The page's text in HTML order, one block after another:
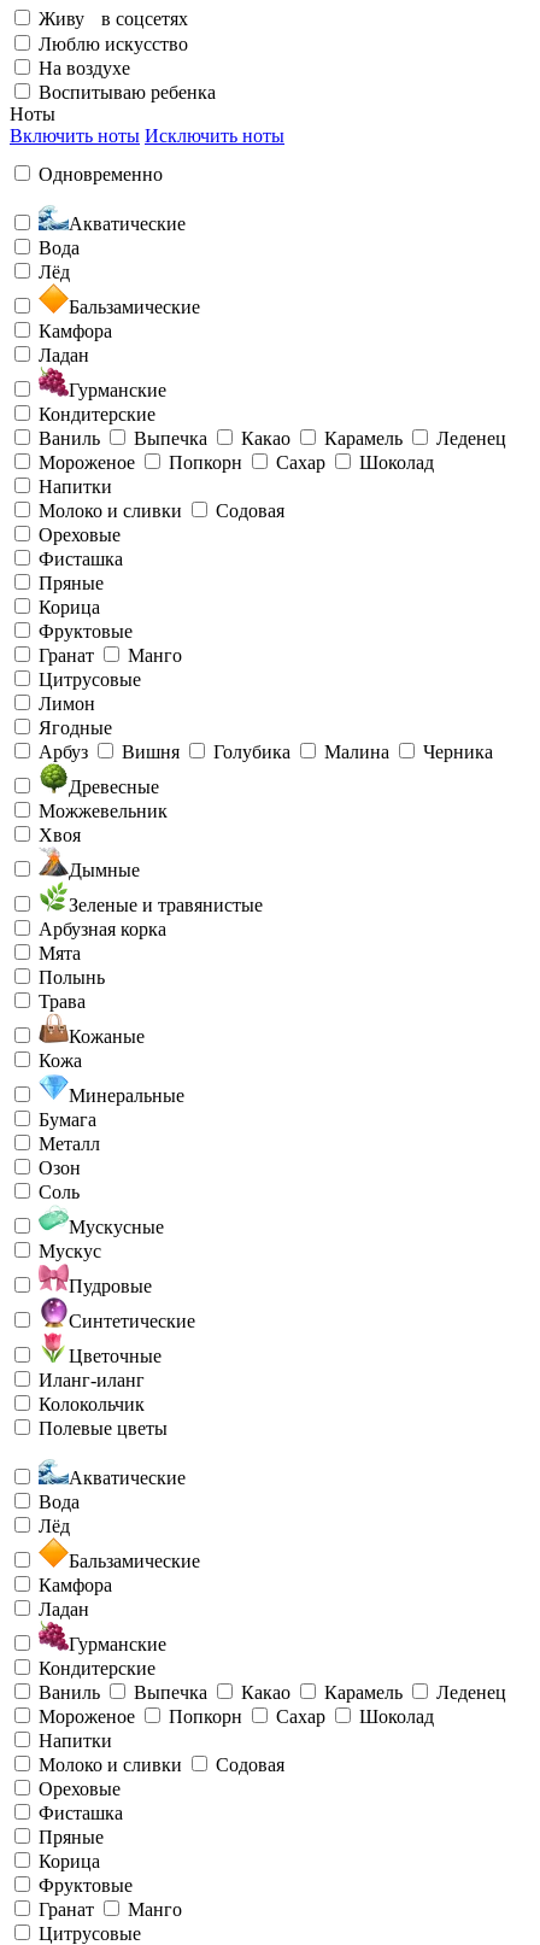
Живу в соцсетях
Люблю искусство
На воздухе
Воспитываю ребенка
Ноты
Включить ноты Исключить ноты
Одновременно
Акватические
Вода
Лёд
Бальзамические
Камфора
Ладан
Гурманские
Кондитерские
Ваниль
Выпечка Какао Карамель
Леденец
Мороженое
Попкорн Сахар
Шоколад
Напитки
Молоко и сливки
Содовая
Ореховые
Фисташка
Пряные
Корица
Фруктовые
Гранат
Манго
Цитрусовые
Лимон
Ягодные
Арбуз
Вишня Голубика Малина
Черника
Древесные
Можжевельник
Хвоя
Дымные
Зеленые и травянистые
Арбузная корка
Мята
Полынь
Трава
Кожаные
Кожа
Минеральные
Бумага
Металл
Озон
Соль
Мускусные
Мускус
Пудровые
Синтетические
Цветочные
Иланг-иланг
Колокольчик
Полевые цветы
Акватические
Вода
Лёд
Бальзамические
Камфора
Ладан
Гурманские
Кондитерские
Ваниль
Выпечка Какао Карамель
Леденец
Мороженое
Попкорн Сахар
Шоколад
Напитки
Молоко и сливки
Содовая
Ореховые
Фисташка
Пряные
Корица
Фруктовые
Гранат
Манго
Цитрусовые